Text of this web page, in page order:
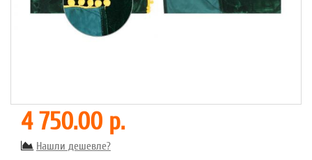
4 750.00 р.
Нашли дешевле?